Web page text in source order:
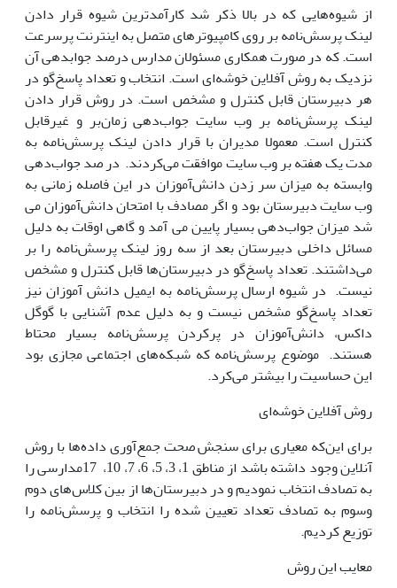
از شیوه‌هایی که در بالا ذکر شد کارآمدترین شیوه قرار دادن
لینک پرسش‌نامه بر روی کامپیوترهای متصل به اینترنت پرسرعت
است. که در صورت همکاری مسئولان مدارس درصد جوابدهی آن
نزدیک به روش آفلاین خوشه‌ای است. انتخاب و تعداد پاسخ‌گو در
هر دبیرستان قابل کنترل و مشخص است. در روش قرار دادن
لینک پرسش‌نامه بر وب سایت جواب‌دهی زمان‌بر و غیرقابل
کنترل است. معمولا مدیران با قرار دادن لینک پرسش‌نامه به
مدت یک هفته بر وب سایت موافقت می‌کردند. در صد جواب‌دهی
وابسته به میزان سر زدن دانش‌آموزان در این فاصله زمانی به
وب سایت دبیرستان بود و اگر مصادف با امتحان دانش‌آموزان می
شد میزان جواب‌دهی بسیار پایین می آمد و گاهی اوقات به دلیل
مسائل داخلی دبیرستان بعد از سه روز لینک پرسش‌نامه را بر
می‌داشتند. تعداد پاسخ‌گو در دبیرستان‌ها قابل کنترل و مشخص
نیست. در شیوه ارسال پرسش‌نامه به ایمیل دانش آموزان نیز
تعداد پاسخ‌گو مشخص نیست و به دلیل عدم آشنایی با گوگل
داکس، دانش‌آموزان در پرکردن پرسش‌نامه بسیار محتاط
هستند. موضوع پرسش‌نامه که شبکه‌های اجتماعی مجازی بود
این حساسیت را بیشتر می‌کرد.
روش آفلاین خوشه‌ای
برای این‌که معیاری برای سنجش صحت جمع‌آوری داده‌ها با روش
آنلاین وجود داشته باشد از مناطق 1، 3، 5، 6، 7، 10، 17مدارسی را
به تصادف انتخاب نمودیم و در دبیرستان‌ها از بین کلاس‌های دوم
وسوم به تصادف تعداد تعیین شده را انتخاب و پرسش‌نامه را
توزیع کردیم.
معایب این روش